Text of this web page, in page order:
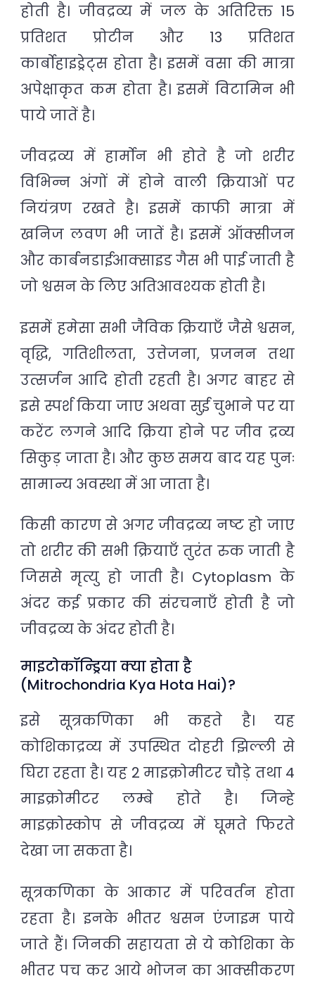
होती है। जीवद्रव्य में जल के अतिरिक्त 15
प्रतिशत प्रोटीन और 13 प्रतिशत
कार्बोहाइड्रेट्स होता है। इसमें वसा की मात्रा
अपेक्षाकृत कम होता है। इसमें विटामिन भी
पाये जातें है।
जीवद्रव्य में हार्मोन भी होते है जो शरीर
विभिन्न अंगों में होने वाली क्रियाओं पर
नियंत्रण रखते है। इसमें काफी मात्रा में
खनिज लवण भी जातें है। इसमें ऑक्सीजन
और कार्बनडाईआक्साइड गैस भी पाई जाती है
जो श्वसन के लिए अतिआवश्यक होती है।
इसमें हमेसा सभी जैविक क्रियाएँ जैसे श्वसन,
वृद्धि, गतिशीलता, उत्तेजना, प्रजनन तथा
उत्सर्जन आदि होती रहती है। अगर बाहर से
इसे स्पर्श किया जाए अथवा सुई चुभाने पर या
करेंट लगने आदि क्रिया होने पर जीव द्रव्य
सिकुड़ जाता है। और कुछ समय बाद यह पुनः
सामान्य अवस्था में आ जाता है।
किसी कारण से अगर जीवद्रव्य नष्ट हो जाए
तो शरीर की सभी क्रियाएँ तुरंत रुक जाती है
जिससे मृत्यु हो जाती है। Cytoplasm के
अंदर कई प्रकार की संरचनाएँ होती है जो
जीवद्रव्य के अंदर होती है।
माइटोकॉन्ड्रिया क्या होता है
(Mitrochondria Kya Hota Hai)?
इसे सूत्रकणिका भी कहते है। यह
कोशिकाद्रव्य में उपस्थित दोहरी झिल्ली से
घिरा रहता है। यह 2 माइक्रोमीटर चौड़े तथा 4
माइक्रोमीटर लम्बे होते है। जिन्हे
माइक्रोस्कोप से जीवद्रव्य में घूमते फिरते
देखा जा सकता है।
सूत्रकणिका के आकार में परिवर्तन होता
रहता है। इनके भीतर श्वसन एंजाइम पाये
जाते हैं। जिनकी सहायता से ये कोशिका के
भीतर पच कर आये भोजन का आक्सीकरण